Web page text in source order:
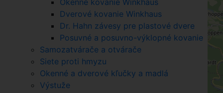
Dverové kovanie Winkhaus
Dr. Hahn závesy pre plastové dvere
Posuvné a posuvno-výklopné kovanie
Samozatvárače a otvárače
Siete proti hmyzu
Okenné a dverové kľučky a madlá
Výstuže